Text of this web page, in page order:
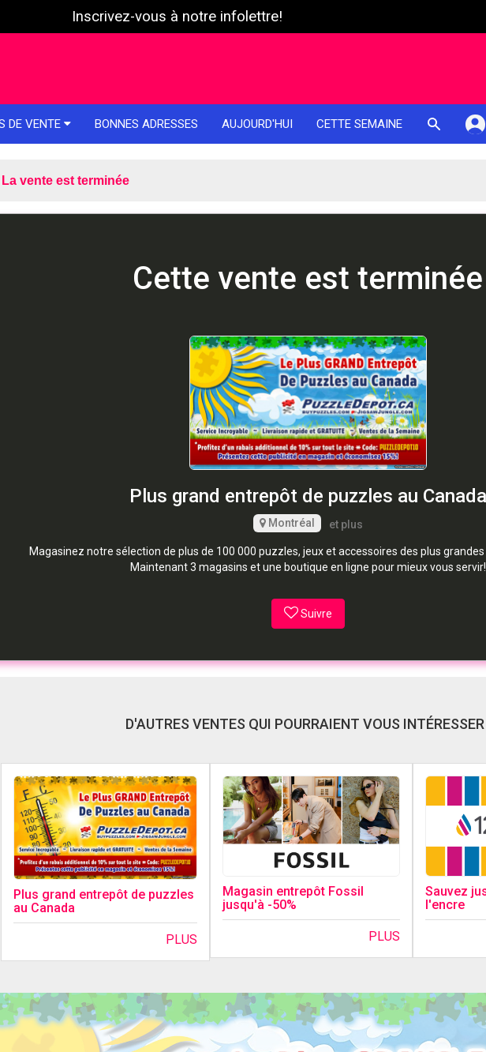
Inscrivez-vous à notre infolettre!
DE VENTE BONNES ADRESSES AUJOURD'HUI CETTE SEMAINE
La vente est terminée
Cette vente est terminée
Plus grand entrepôt de puzzles au Canada
Montréal et plus
Magasinez notre sélection de plus de 100 000 puzzles, jeux et accessoires des plus
Maintenant 3 magasins et une boutique en ligne pour mieux vous servir!
Suivre
D'AUTRES VENTES QUI POURRAIENT VOUS
Plus grand entrepôt de puzzles
au Canada
PLUS
Magasin entrepôt Fossil
jusqu'à -50%
PLUS
Sauvez
l'encre